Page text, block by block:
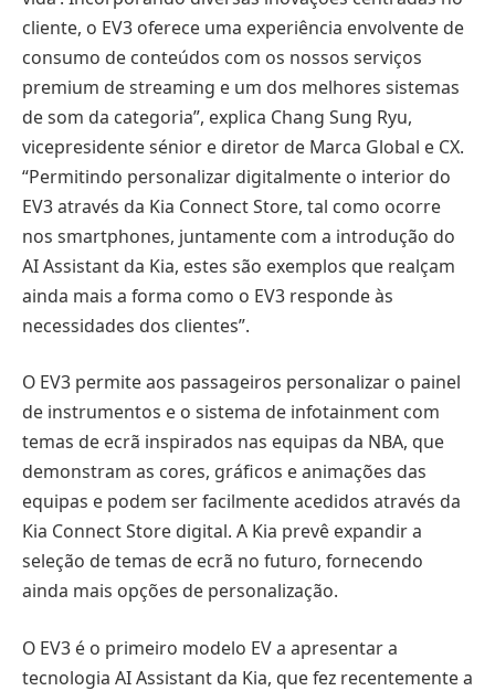
cliente, o EV3 oferece uma experiência envolvente de
consumo de conteúdos com os nossos serviços
premium de streaming e um dos melhores sistemas
de som da categoria”, explica Chang Sung Ryu,
vicepresidente sénior e diretor de Marca Global e CX.
“Permitindo personalizar digitalmente o interior do
EV3 através da Kia Connect Store, tal como ocorre
nos smartphones, juntamente com a introdução do
AI Assistant da Kia, estes são exemplos que realçam
ainda mais a forma como o EV3 responde às
necessidades dos clientes”.
O EV3 permite aos passageiros personalizar o painel
de instrumentos e o sistema de infotainment com
temas de ecrã inspirados nas equipas da NBA, que
demonstram as cores, gráficos e animações das
equipas e podem ser facilmente acedidos através da
Kia Connect Store digital. A Kia prevê expandir a
seleção de temas de ecrã no futuro, fornecendo
ainda mais opções de personalização.
O EV3 é o primeiro modelo EV a apresentar a
tecnologia AI Assistant da Kia, que fez recentemente a